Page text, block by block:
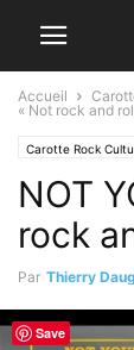
Accueil
« Not rock and
Carotte Rock
Groupes rock
NOT
rock
Par Thierry
Save